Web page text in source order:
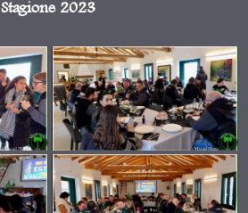
Stagione 2023